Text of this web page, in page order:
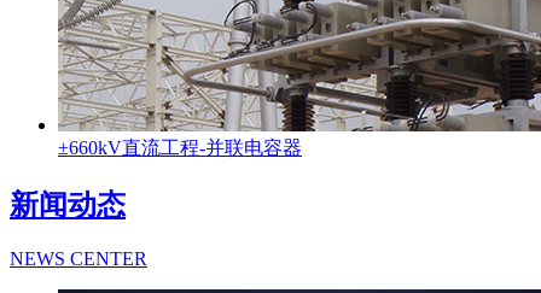
±660kV直流工程-并联电容器
新闻动态
NEWS CENTER